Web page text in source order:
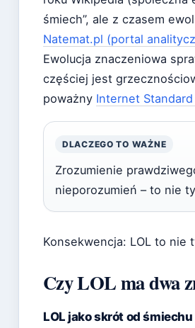
śmiech”, ale z czasem
Natemat.pl (portal
Ewolucja znaczeniowa
częściej jest
poważny Internet
DLACZEGO TO WAŻNE
Zrozumienie
nieporozumień – to nie
Konsekwencja: LOL to nie
Czy LOL ma dwa
LOL jako skrót od śmiechu